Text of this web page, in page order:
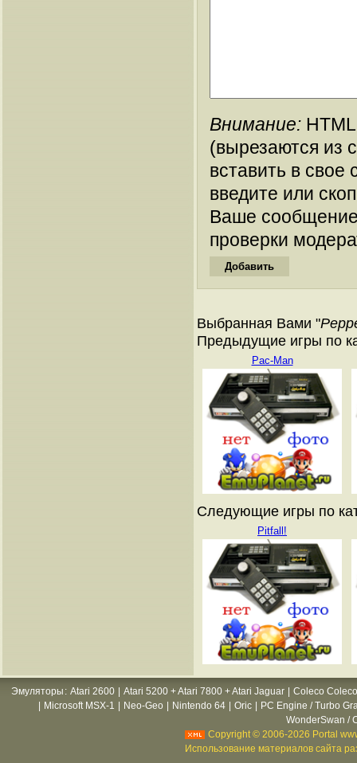
Внимание:
(вырезаются из
вставить в
введите или
Ваше
проверки
Выбранная Вами "
Предыдущие игры по
Pac-Man
Следующие игры по
Pitfall!
Эмуляторы : Atari 2600 Atari 5200 + Atari 7800 + Atari Jaguar
Coleco
Microsoft MSX-1 Neo-Geo Nintendo 64 Oric
PC Engine / Turbo
WonderSwan /
Copyright © 2006-2026 Portal
Использование материалов сайта